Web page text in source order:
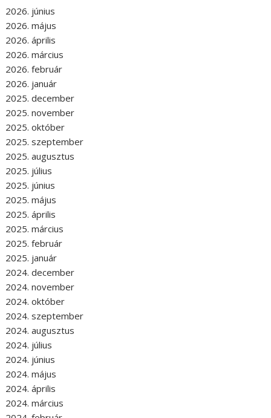
2026. június
2026. május
2026. április
2026. március
2026. február
2026. január
2025. december
2025. november
2025. október
2025. szeptember
2025. augusztus
2025. július
2025. június
2025. május
2025. április
2025. március
2025. február
2025. január
2024. december
2024. november
2024. október
2024. szeptember
2024. augusztus
2024. július
2024. június
2024. május
2024. április
2024. március